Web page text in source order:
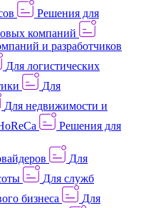
Решения для
компаний
и разработчиков
Для логистических
Для
Для недвижимости и
Решения для
Для
Для служб
бизнеса
Для